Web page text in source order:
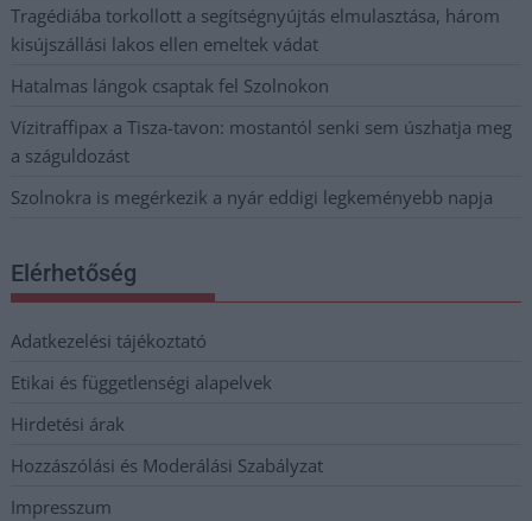
Tragédiába torkollott a segítségnyújtás elmulasztása, három
kisújszállási lakos ellen emeltek vádat
Hatalmas lángok csaptak fel Szolnokon
Vízitraffipax a Tisza-tavon: mostantól senki sem úszhatja meg
a száguldozást
Szolnokra is megérkezik a nyár eddigi legkeményebb napja
Elérhetőség
Adatkezelési tájékoztató
Etikai és függetlenségi alapelvek
Hirdetési árak
Hozzászólási és Moderálási Szabályzat
Impresszum